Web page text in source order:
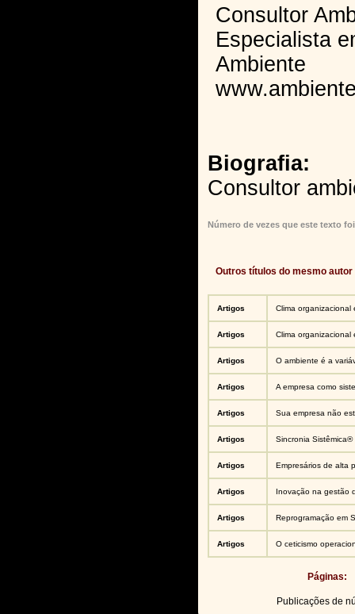
Consultor
Especialista
Ambiente
Biografia:
Consultor
Número de vezes que este texto
Outros títulos do mesmo autor
Artigos Clima organizacional
Artigos Clima organizacional
Artigos O ambiente é a
Artigos A empresa como
Artigos Sua empresa não
Artigos Sincronia Sistêmica®
Artigos Empresários de alta
Artigos Inovação na gestão
Artigos Reprogramação em
Artigos O ceticismo
Páginas:
Publicações de